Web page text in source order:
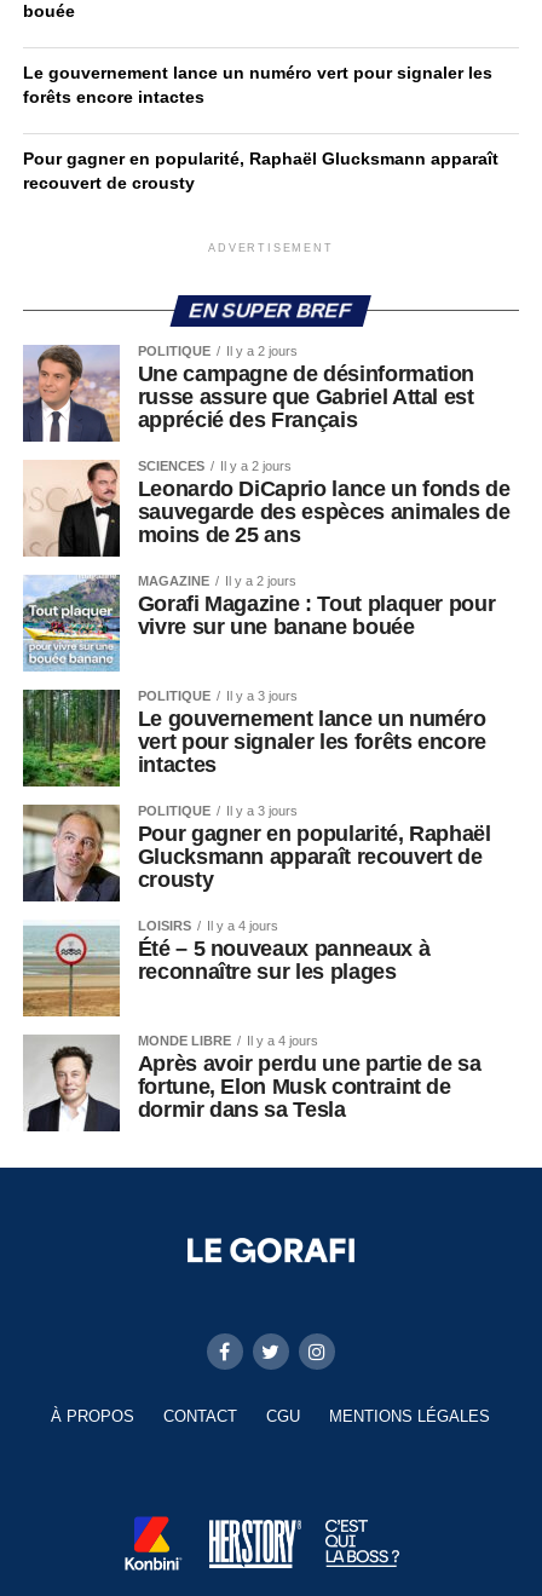
bouée
Le gouvernement lance un numéro vert pour signaler les
forêts encore intactes
Pour gagner en popularité, Raphaël Glucksmann apparaît
recouvert de crousty
ADVERTISEMENT
EN SUPER BREF
POLITIQUE Il y a 2 jours
Une campagne de désinformation
russe assure que Gabriel Attal est
apprécié des Français
SCIENCES Il y a 2 jours
Leonardo DiCaprio lance un fonds de
sauvegarde des espèces animales de
moins de 25 ans
MAGAZINE Il y a 2 jours
Gorafi Magazine : Tout plaquer pour
vivre sur une banane bouée
POLITIQUE Il y a 3 jours
Le gouvernement lance un numéro
vert pour signaler les forêts encore
intactes
POLITIQUE Il y a 3 jours
Pour gagner en popularité, Raphaël
Glucksmann apparaît recouvert de
crousty
LOISIRS Il y a 4 jours
Été – 5 nouveaux panneaux à
reconnaître sur les plages
MONDE LIBRE Il y a 4 jours
Après avoir perdu une partie de sa
fortune, Elon Musk contraint de
dormir dans sa Tesla
À PROPOS CONTACT CGU MENTIONS LÉGALES